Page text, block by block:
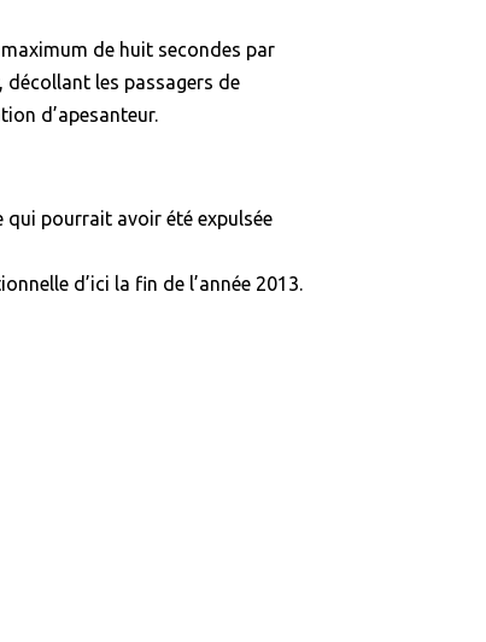
de huit secondes par
décollant les passagers de
d’apesanteur.
pourrait avoir été expulsée
d’ici la fin de l’année 2013.